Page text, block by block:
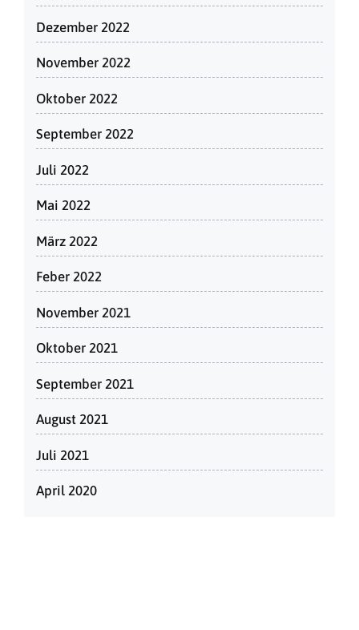
Dezember 2022
November 2022
Oktober 2022
September 2022
Juli 2022
Mai 2022
März 2022
Feber 2022
November 2021
Oktober 2021
September 2021
August 2021
Juli 2021
April 2020